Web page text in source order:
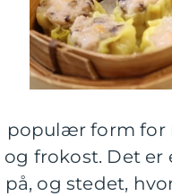
populær form for
frokost. Det
og stedet,